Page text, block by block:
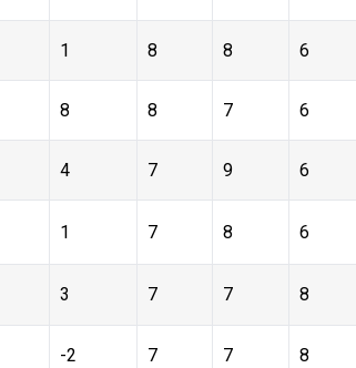
1 8 8 6
8 8 7 6
4 7 9 6
1 7 8 6
3 7 7 8
-2 7 7 8